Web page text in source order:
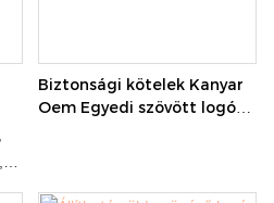
Biztonsági kötelek Kanyar
Oem Egyedi szövött logó